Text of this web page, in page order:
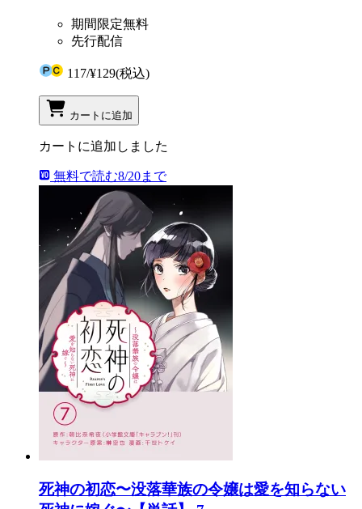
期間限定無料
先行配信
117/¥129(税込)
カートに追加
カートに追加しました
無料で読む8/20まで
死神の初恋〜没落華族の令嬢は愛を知らない